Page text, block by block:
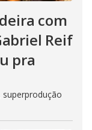
com
Reif
pra